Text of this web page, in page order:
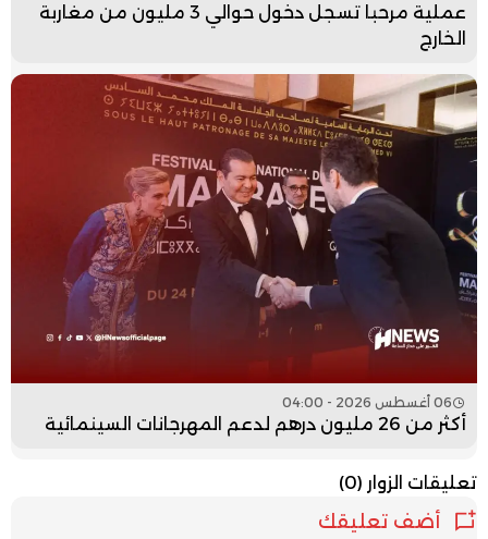
عملية مرحبا تسجل دخول حوالي 3 مليون من مغاربة
الخارج
06 أغسطس 2026 - 04:00
أكثر من 26 مليون درهم لدعم المهرجانات السينمائية
تعليقات الزوار (0)
أضف تعليقك